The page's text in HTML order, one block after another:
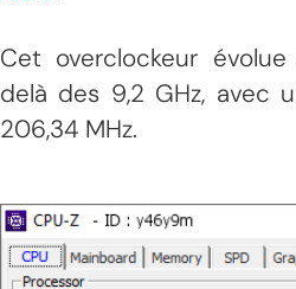
Cet overclockeur
delà des 9,2 GHz, avec
206,34 MHz.